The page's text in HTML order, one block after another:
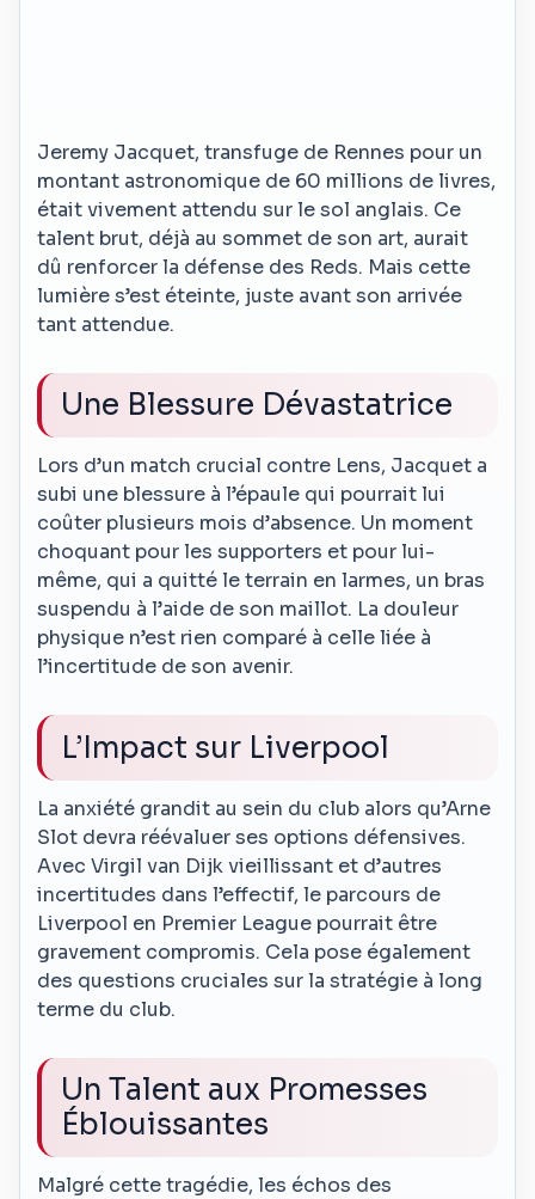
Jeremy Jacquet, transfuge de Rennes pour un
montant astronomique de 60 millions de livres,
était vivement attendu sur le sol anglais. Ce
talent brut, déjà au sommet de son art, aurait
dû renforcer la défense des Reds. Mais cette
lumière s’est éteinte, juste avant son arrivée
tant attendue.
Une Blessure Dévastatrice
Lors d’un match crucial contre Lens, Jacquet a
subi une blessure à l’épaule qui pourrait lui
coûter plusieurs mois d’absence. Un moment
choquant pour les supporters et pour lui-
même, qui a quitté le terrain en larmes, un bras
suspendu à l’aide de son maillot. La douleur
physique n’est rien comparé à celle liée à
l’incertitude de son avenir.
L’Impact sur Liverpool
La anxiété grandit au sein du club alors qu’Arne
Slot devra réévaluer ses options défensives.
Avec Virgil van Dijk vieillissant et d’autres
incertitudes dans l’effectif, le parcours de
Liverpool en Premier League pourrait être
gravement compromis. Cela pose également
des questions cruciales sur la stratégie à long
terme du club.
Un Talent aux Promesses
Éblouissantes
Malgré cette tragédie, les échos des